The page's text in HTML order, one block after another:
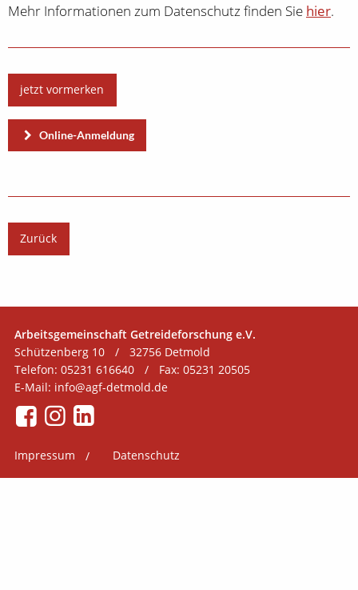
Mehr Informationen zum Datenschutz finden Sie hier.
jetzt vormerken
Online-Anmeldung
Zurück
Arbeitsgemeinschaft Getreideforschung e.V.
Schützenberg 10
/
32756 Detmold
Telefon: 05231 616640
/
Fax: 05231 20505
E-Mail: info@agf-detmold.de
Impressum Datenschutz